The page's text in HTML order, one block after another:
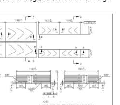
الحد الأدنى
لكمية
الطلب
الحاوية
m
m